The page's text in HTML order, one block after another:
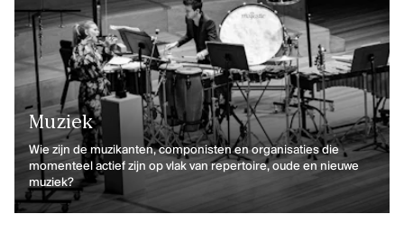
Muziek
Wie zijn de muzikanten, componisten en organisaties die
momenteel actief zijn op vlak van repertoire, oude en nieuwe
muziek?